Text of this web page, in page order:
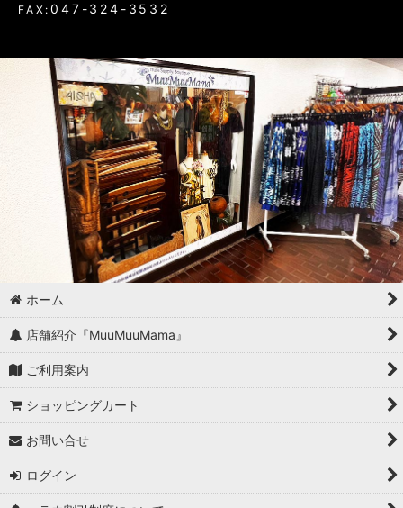
FAX:047-324-3532
ホーム
店舗紹介『MuuMuuMama』
ご利用案内
ショッピングカート
お問い合せ
ログイン